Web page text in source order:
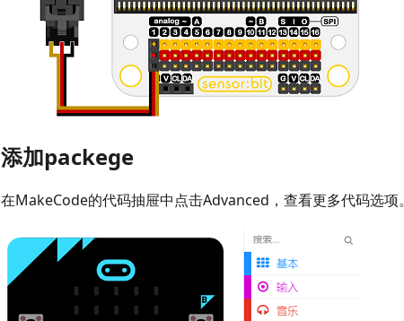
添加packege
在MakeCode的代码抽屉中点击Advanced，查看更多代码选项。